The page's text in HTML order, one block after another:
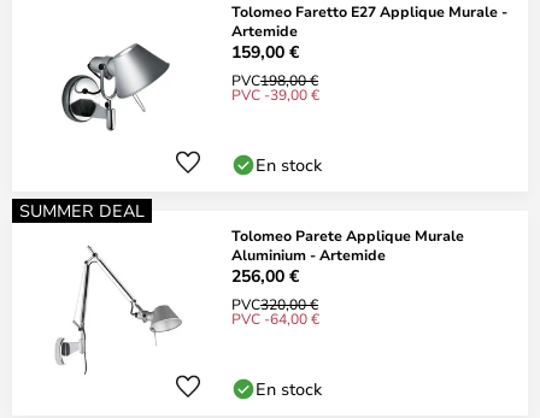
Tolomeo Faretto E27 Applique Murale -
Artemide
159,00 €
PVC198,00 €
PVC -39,00 €
En stock
SUMMER DEAL
Tolomeo Parete Applique Murale
Aluminium - Artemide
256,00 €
PVC320,00 €
PVC -64,00 €
En stock